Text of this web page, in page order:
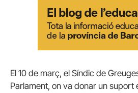
El 10 de març, el Síndic de
Parlament, on va donar un suport